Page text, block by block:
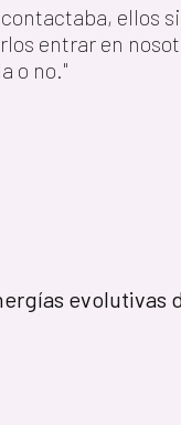
ellos
entrar en
o no."
evolutivas